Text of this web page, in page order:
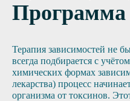
Программа
Терапия зависимостей не
всегда подбирается с
химических формах
лекарства) процесс
организма от токсинов.